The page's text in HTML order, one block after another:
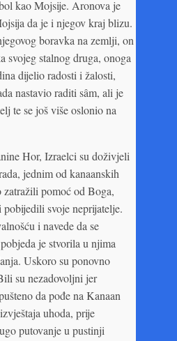
kao Mojsije. Aronova je
da je i njegov kraj blizu.
boravka na zemlji, on
svojeg stalnog druga, onoga
dijelio radosti i žalosti,
nastavio raditi sâm, ali je
te se još više oslonio na
Hor, Izraelci su doživjeli
jednim od kanaanskih
pomoć od Boga,
svoje neprijatelje.
i navede da se
je stvorila u njima
Uskoro su ponovno
su nezadovoljni jer
da pođe na Kanaan
uhoda, prije
putovanje u pustinji